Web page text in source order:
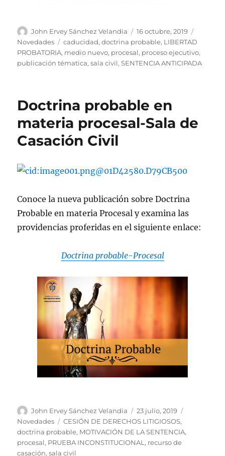
Autor
John Ervey Sánchez Velandia
Publicado
el
16 octubre, 2019
Novedades
Etiquetas
caducidad,doctrina probable, LIBERTAD
PROBATORIA, medio nuevo, procesal, proceso ejecutivo,
publicación tématica,sala civil,SENTENCIA ANTICIPADA
Doctrina probable en
materia procesal-Sala de
Casación Civil
Conoce la nueva publicación sobre Doctrina
Probable en materia Procesal y examina las
providencias proferidas en el siguiente enlace:
Doctrina probable-Procesal
Autor
John Ervey Sánchez Velandia
Publicado
el
23 julio, 2019
Novedades
Etiquetas
CESIÓN DE DERECHOS LITIGIOSOS,
doctrina probable, MOTIVACIÓN DE LA SENTENCIA,
procesal, PRUEBA INCONSTITUCIONAL, recurso de
casación,sala civil